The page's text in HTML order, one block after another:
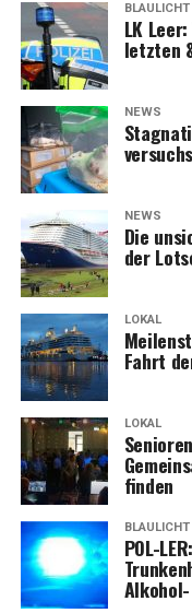
BLAULICHT
LK
letz­ten
NEWS
NEWS
Die
der
LOKAL
Fahrt
LOKAL
finden
BLAULICHT
POL-